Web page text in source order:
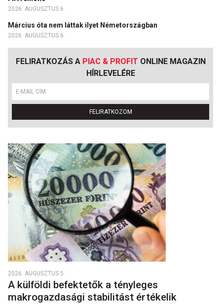
2026. AUGUSZTUS 6.
Március óta nem láttak ilyet Németországban
2026. AUGUSZTUS 6.
FELIRATKOZÁS A PIAC & PROFIT ONLINE MAGAZIN
HÍRLEVELÉRE
FELIRATKOZOM
2026. AUGUSZTUS 5.
A külföldi befektetők a tényleges
makrogazdasági stabilitást értékelik